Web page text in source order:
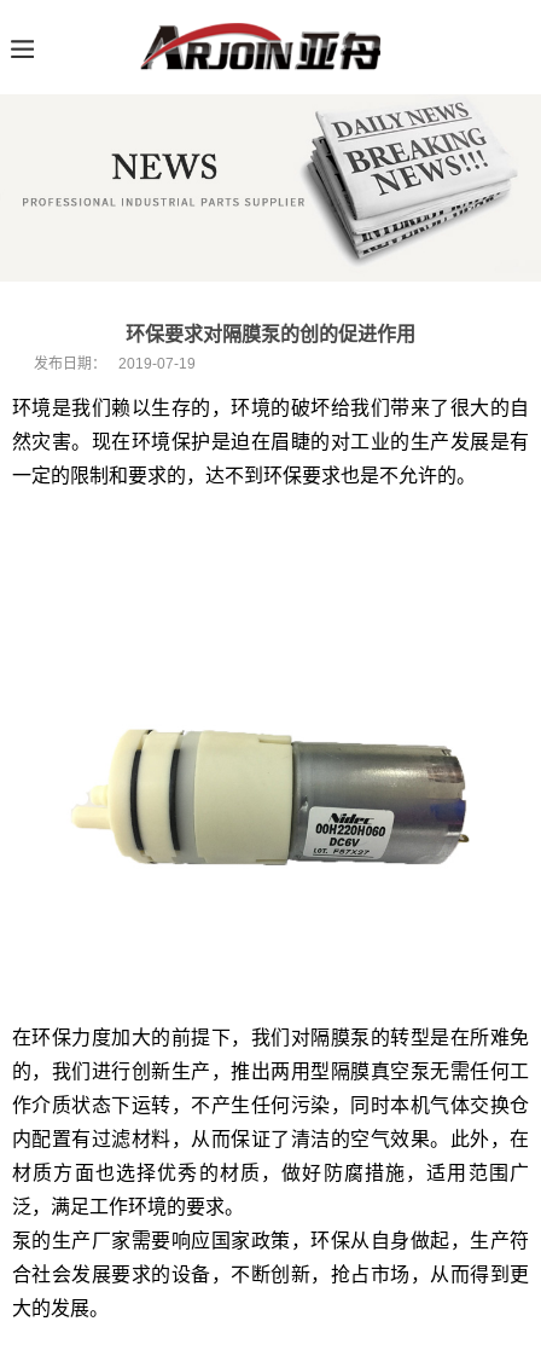
环保要求对隔膜泵的创的促进作用
发布日期： 2019-07-19
环境是我们赖以生存的，环境的破坏给我们带来了很大的自
然灾害。现在环境保护是迫在眉睫的对工业的生产发展是有
一定的限制和要求的，达不到环保要求也是不允许的。
在环保力度加大的前提下，我们对隔膜泵的转型是在所难免
的，我们进行创新生产，推出两用型隔膜真空泵无需任何工
作介质状态下运转，不产生任何污染，同时本机气体交换仓
内配置有过滤材料，从而保证了清洁的空气效果。此外，在
材质方面也选择优秀的材质，做好防腐措施，适用范围广
泛，满足工作环境的要求。
泵的生产厂家需要响应国家政策，环保从自身做起，生产符
合社会发展要求的设备，不断创新，抢占市场，从而得到更
大的发展。